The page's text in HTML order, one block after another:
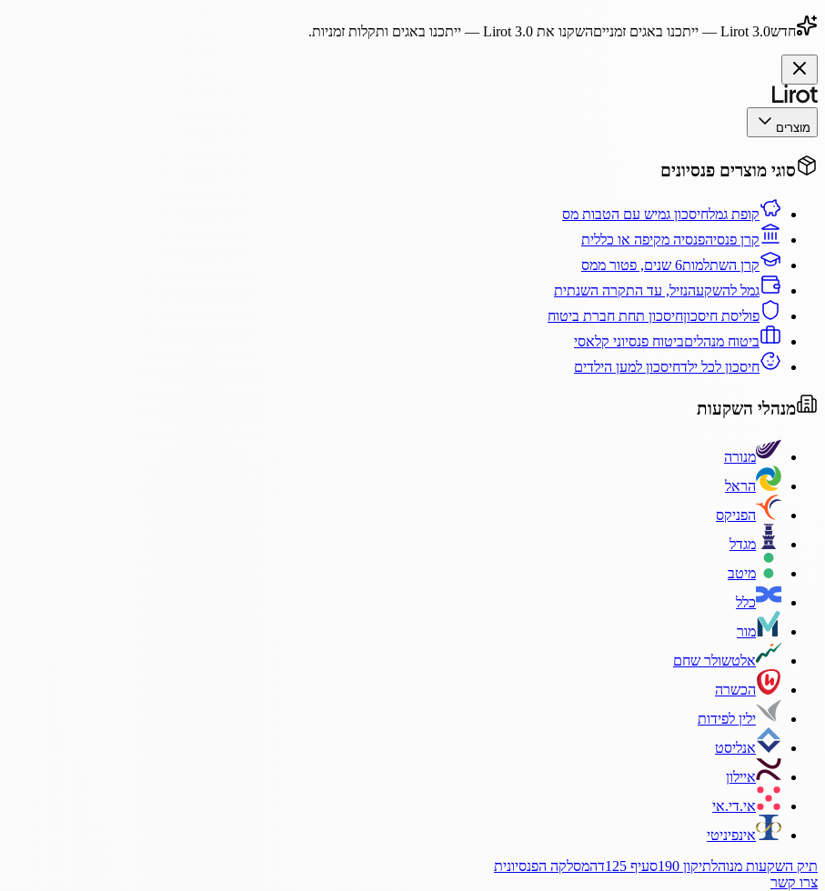
חדשLirot 3.0 — ייתכנו באגים זמנייםהשקנו את Lirot 3.0 — ייתכנו באגים ותקלות זמניות.
מוצרים
סוגי מוצרים פנסיונים
קופת גמלחיסכון גמיש עם הטבות מס
קרן פנסיהפנסיה מקיפה או כללית
קרן השתלמות6 שנים, פטור ממס
גמל להשקעהנזיל, עד התקרה השנתית
פוליסת חיסכוןחיסכון תחת חברת ביטוח
ביטוח מנהליםביטוח פנסיוני קלאסי
חיסכון לכל ילדחיסכון למען הילדים
מנהלי השקעות
מנורה
הראל
הפניקס
מגדל
מיטב
כלל
מור
אלטשולר שחם
הכשרה
ילין לפידות
אנליסט
איילון
אי.די.אי
אינפיניטי
תיק השקעות מנוהלתיקון 190 סעיף 125ד
המסלקה הפנסיונית
צרו קשר